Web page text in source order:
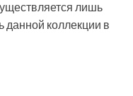
лишь
данной коллекции в